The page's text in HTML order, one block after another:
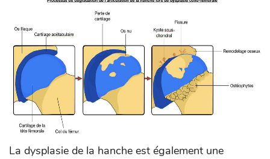
La dysplasie de la hanche est également une